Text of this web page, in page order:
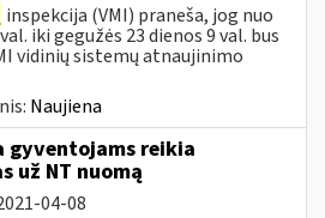
inspekcija (VMI) praneša, jog nuo
iki gegužės 23 dienos 9 val. bus
vidinių sistemų atnaujinimo
Naujiena
gyventojams reikia
už NT nuomą
04-08